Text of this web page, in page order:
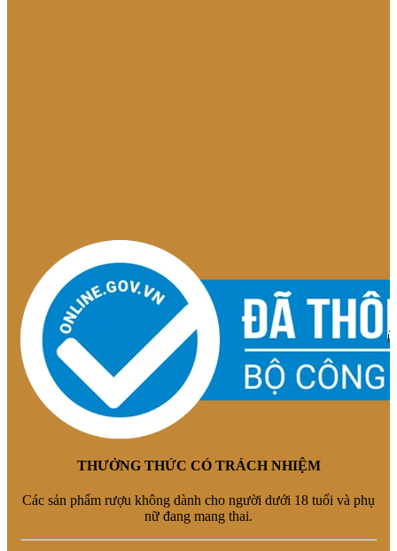
THƯỞNG THỨC CÓ TRÁCH NHIỆM
Các sản phẩm rượu không dành cho người dưới 18 tuổi và phụ
nữ đang mang thai.